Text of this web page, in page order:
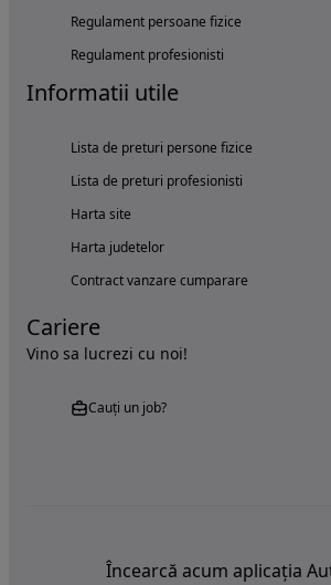
Regulament persoane fizice
Regulament profesionisti
Informatii utile
Lista de preturi persone fizice
Lista de preturi profesionisti
Harta site
Harta judetelor
Contract vanzare cumparare
Cariere
Vino sa lucrezi cu noi!
Cauți un job?
Încearcă acum aplicația